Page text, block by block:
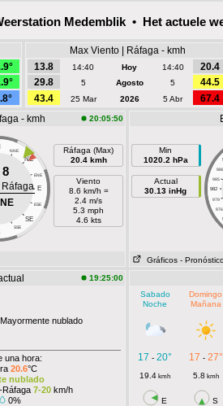
Medemblik • Het actuele
Max Viento | Ráfaga - kmh
13.8
14:40 Hoy 14:40
20.4
29.8
5 Agosto 5
44.5
43.4
25 Mar 2026 5 Abr 67.4
- kmh 20:05:50
NNE
NE
ENE
E
ESE
SE
SSE
8
Ráfaga
NE
Ráfaga (Max)
20.4 kmh
Viento
8.6 km/h =
2.4 m/s
5.3 mph
4.6 kts
Min
1020.2 hPa
Actual
30.13 inHg
988
985
982
979
976
Gráficos -
19:25:00
Mayormente nublado
una hora:
20.6°C
nublado
Ráfaga 7-20 km/h
0%
Sabado
Noche
Domingo
Mañana
17 - 20° 17 - 27°
19.4 kmh 5.8 kmh
E S